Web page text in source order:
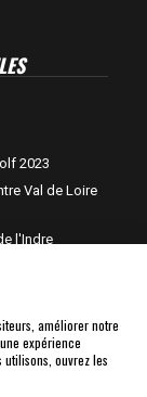
2023
Val de Loire
l'Indre
améliorer notre
expérience
ouvrez les